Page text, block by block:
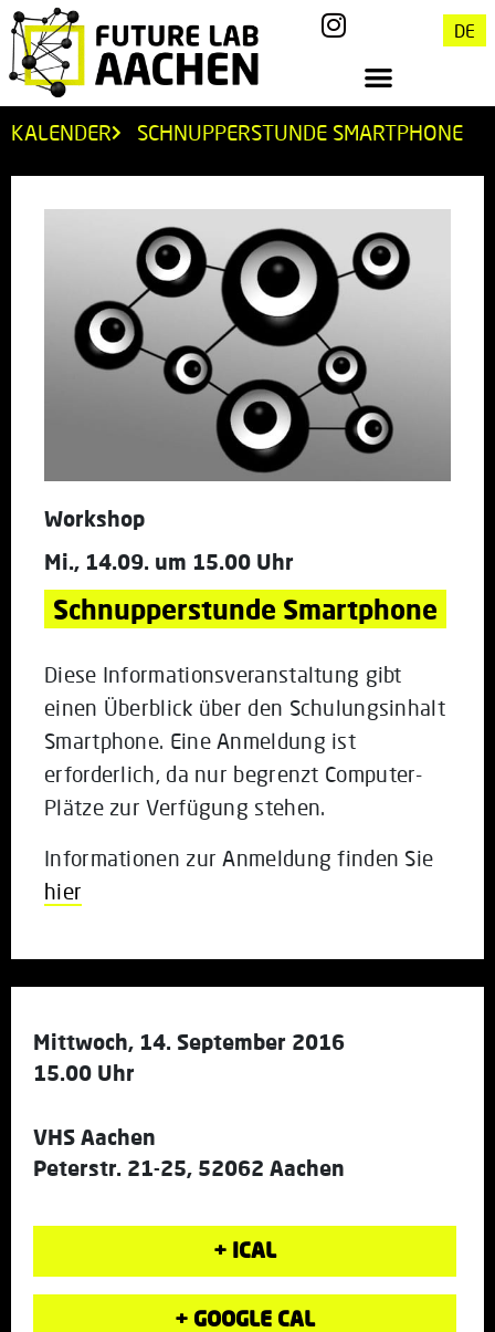
DE
KALENDER SCHNUPPERSTUNDE SMARTPHONE
Workshop
Mi., 14.09. um 15.00 Uhr
Schnupperstunde Smartphone
Diese Informationsveranstaltung gibt
einen Überblick über den Schulungsinhalt
Smartphone. Eine Anmeldung ist
erforderlich, da nur begrenzt Computer-
Plätze zur Verfügung stehen.
Informationen zur Anmeldung finden Sie
hier
Mittwoch, 14. September 2016
15.00 Uhr
VHS Aachen
Peterstr. 21-25, 52062 Aachen
+ ICAL
+ GOOGLE CAL